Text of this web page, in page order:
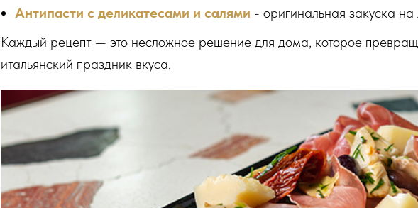
Антипасти с деликатесами и салями - оригинальная закуска
Каждый рецепт — это несложное решение для дома, которое
итальянский праздник вкуса.